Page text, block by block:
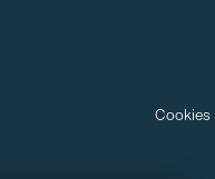
Cookies